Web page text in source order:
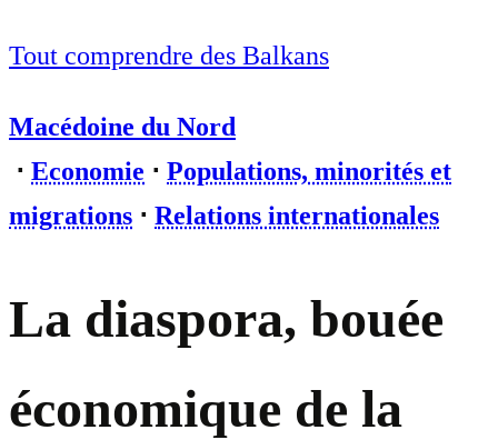
Tout comprendre des Balkans
Macédoine du Nord
⋅ Economie ⋅ Populations, minorités et
migrations ⋅ Relations internationales
La diaspora, bouée
économique de la